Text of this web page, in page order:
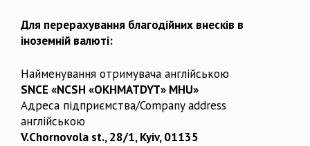
Для перерахування благодійних внесків в
іноземній валюті:
Найменування отримувача англійською
SNCE «NCSH «OKHMATDYT» MHU»
Адреса підприємства/Company address
англійською
V.Chornovola st., 28/1, Kyiv, 01135